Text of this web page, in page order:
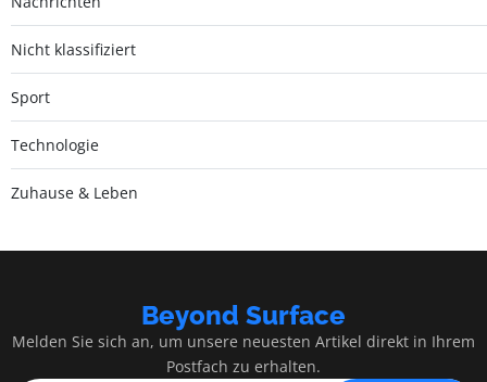
Nicht klassifiziert
Sport
Technologie
Zuhause & Leben
Beyond Surface
Melden Sie sich an, um unsere neuesten Artikel direkt in Ihrem
Postfach zu erhalten.